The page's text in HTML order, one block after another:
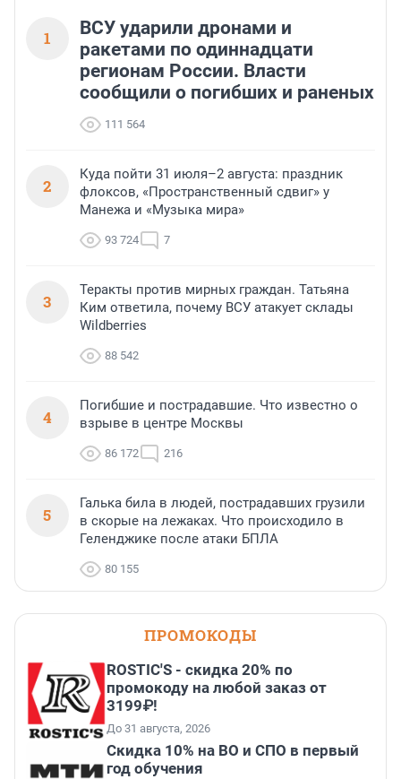
1
ВСУ ударили дронами и
ракетами по одиннадцати
регионам России. Власти
сообщили о погибших и раненых
111 564
2
Куда пойти 31 июля–2 августа: праздник
флоксов, «Пространственный сдвиг» у
Манежа и «Музыка мира»
93 724 7
3
Теракты против мирных граждан. Татьяна
Ким ответила, почему ВСУ атакует склады
Wildberries
88 542
4
Погибшие и пострадавшие. Что известно о
взрыве в центре Москвы
86 172 216
5
Галька била в людей, пострадавших грузили
в скорые на лежаках. Что происходило в
Геленджике после атаки БПЛА
80 155
ПРОМОКОДЫ
ROSTIC'S - скидка 20% по
промокоду на любой заказ от
3199₽!
До 31 августа, 2026
Скидка 10% на ВО и СПО в первый
год обучения